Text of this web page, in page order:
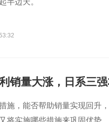
半边天。
销量大涨，日系三
施，能否帮助销量实现回升
将实施哪些措施来巩固优势